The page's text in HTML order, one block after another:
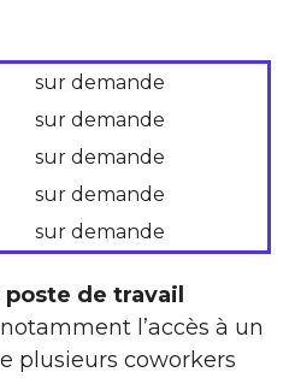
sur demande
sur demande
sur demande
sur demande
sur demande
poste de travail
l’accès à un
plusieurs coworkers